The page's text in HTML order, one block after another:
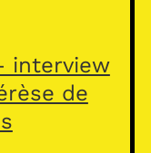
interview
de